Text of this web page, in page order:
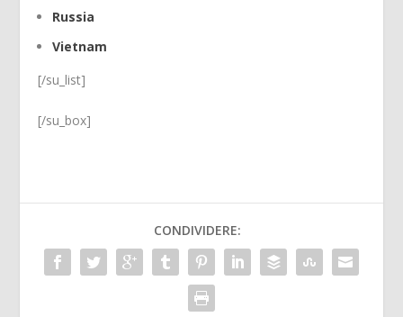
Russia
Vietnam
[/su_list]
[/su_box]
CONDIVIDERE: